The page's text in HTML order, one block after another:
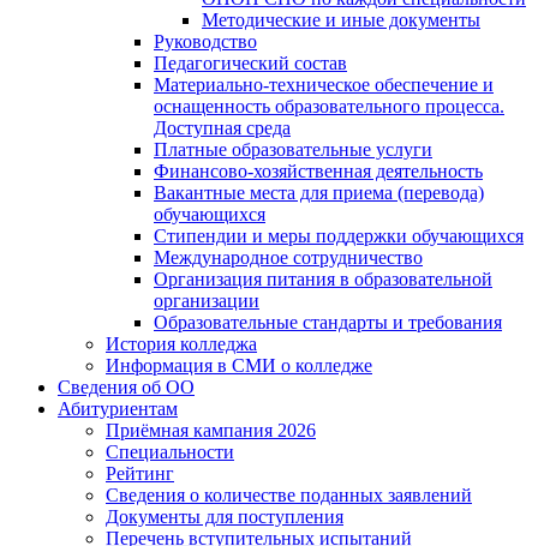
Методические и иные документы
Руководство
Педагогический состав
Материально-техническое обеспечение и
оснащенность образовательного процесса.
Доступная среда
Платные образовательные услуги
Финансово-хозяйственная деятельность
Вакантные места для приема (перевода)
обучающихся
Стипендии и меры поддержки обучающихся
Международное сотрудничество
Организация питания в образовательной
организации
Образовательные стандарты и требования
История колледжа
Информация в СМИ о колледже
Сведения об ОО
Абитуриентам
Приёмная кампания 2026
Специальности
Рейтинг
Сведения о количестве поданных заявлений
Документы для поступления
Перечень вступительных испытаний